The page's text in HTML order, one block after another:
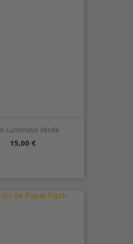
Luminoso Verde
Precio
15,00 €